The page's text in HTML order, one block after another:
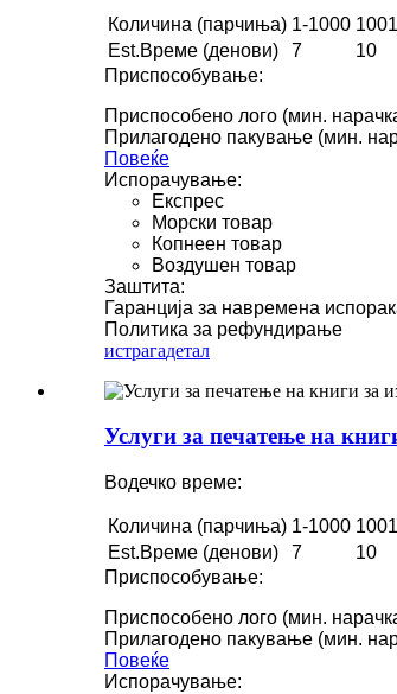
Количина (парчиња) 1-1000
Est.Време (денови)
7 10
Приспособување:
Приспособено лого (мин.
Прилагодено пакување (мин.
Повеќе
Испорачување:
Експрес
Морски товар
Копнеен товар
Воздушен товар
Заштита:
Гаранција за навремена
Политика за рефундирање
истрагадетал
Услуги за печатење на
Водечко време:
Количина (парчиња) 1-1000
Est.Време (денови)
7 10
Приспособување:
Приспособено лого (мин.
Прилагодено пакување (мин.
Повеќе
Испорачување: